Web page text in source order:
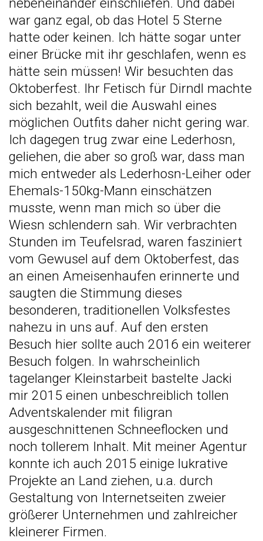
nebeneinander einschliefen. Und dabei
war ganz egal, ob das Hotel 5 Sterne
hatte oder keinen. Ich hätte sogar unter
einer Brücke mit ihr geschlafen, wenn es
hätte sein müssen! Wir besuchten das
Oktoberfest. Ihr Fetisch für Dirndl machte
sich bezahlt, weil die Auswahl eines
möglichen Outfits daher nicht gering war.
Ich dagegen trug zwar eine Lederhosn,
geliehen, die aber so groß war, dass man
mich entweder als Lederhosn-Leiher oder
Ehemals-150kg-Mann einschätzen
musste, wenn man mich so über die
Wiesn schlendern sah. Wir verbrachten
Stunden im Teufelsrad, waren fasziniert
vom Gewusel auf dem Oktoberfest, das
an einen Ameisenhaufen erinnerte und
saugten die Stimmung dieses
besonderen, traditionellen Volksfestes
nahezu in uns auf. Auf den ersten
Besuch hier sollte auch 2016 ein weiterer
Besuch folgen. In wahrscheinlich
tagelanger Kleinstarbeit bastelte Jacki
mir 2015 einen unbeschreiblich tollen
Adventskalender mit filigran
ausgeschnittenen Schneeflocken und
noch tollerem Inhalt. Mit meiner Agentur
konnte ich auch 2015 einige lukrative
Projekte an Land ziehen, u.a. durch
Gestaltung von Internetseiten zweier
größerer Unternehmen und zahlreicher
kleinerer Firmen.